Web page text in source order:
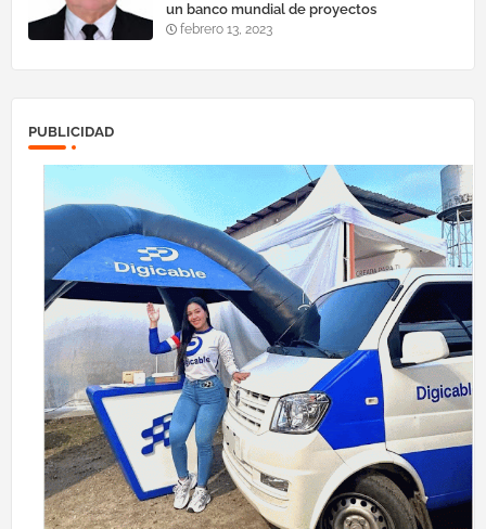
un banco mundial de proyectos
febrero 13, 2023
PUBLICIDAD